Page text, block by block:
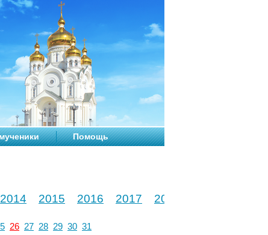
Помощь
2014 2015 2016 2017 2018
26 27 28 29 30 31